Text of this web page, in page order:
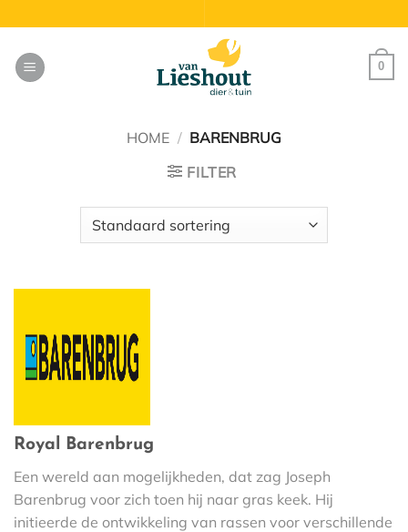
naar
inhoud
0
HOME / BARENBRUG
FILTER
Royal Barenbrug
Een wereld aan mogelijkheden, dat zag Joseph
Barenbrug voor zich toen hij naar gras keek. Hij
initieerde de ontwikkeling van rassen voor verschillende